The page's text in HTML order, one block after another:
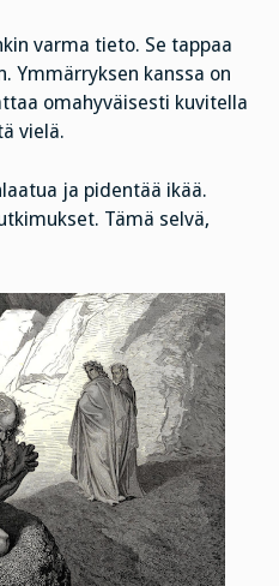
varma tieto. Se tappaa
Ymmärryksen kanssa on
omahyväisesti kuvitella
vielä.
ja pidentää ikää.
Tämä selvä,